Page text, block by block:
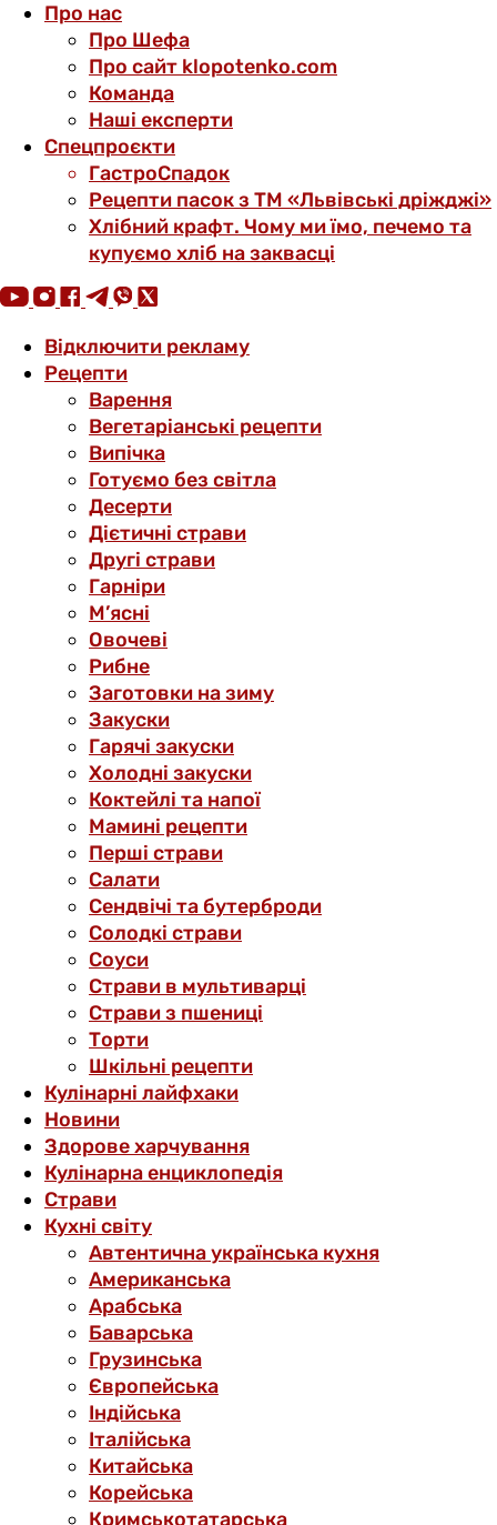
Про нас
Про Шефа
Про сайт klopotenko.com
Команда
Наші експерти
Спецпроєкти
ГастроСпадок
Рецепти пасок з ТМ «Львівські дріжджі»
Хлібний крафт. Чому ми їмо, печемо та
купуємо хліб на заквасці
Відключити рекламу
Рецепти
Варення
Вегетаріанські рецепти
Випічка
Готуємо без світла
Десерти
Дієтичні страви
Другі страви
Гарніри
М’ясні
Овочеві
Рибне
Заготовки на зиму
Закуски
Гарячі закуски
Холодні закуски
Коктейлі та напої
Мамині рецепти
Перші страви
Салати
Сендвічі та бутерброди
Солодкі страви
Соуси
Страви в мультиварці
Страви з пшениці
Торти
Шкільні рецепти
Кулінарні лайфхаки
Новини
Здорове харчування
Кулінарна енциклопедія
Страви
Кухні світу
Автентична українська кухня
Американська
Арабська
Баварська
Грузинська
Європейська
Індійська
Італійська
Китайська
Корейська
Кримськотатарська